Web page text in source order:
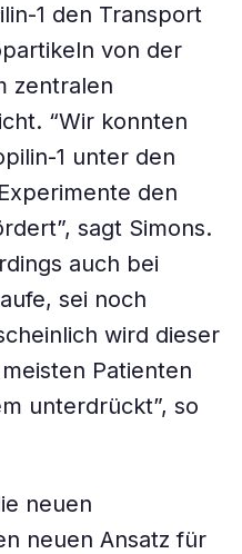
1 den Transport
von der
zentralen
“Wir konnten
1 unter den
den
sagt Simons.
auch bei
sei noch
wird dieser
Patienten
unterdrückt”, so
neuen
neuen Ansatz für